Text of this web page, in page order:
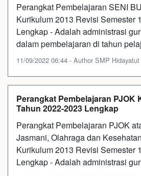
Perangkat Pembelajaran SENI
Kurikulum 2013 Revisi Semester
Lengkap - Adalah administrasi
dalam pembelajaran di tahun
11/09/2022 06:44 - Author SMP
Perangkat Pembelajaran PJOK
Tahun 2022-2023 Lengkap
Perangkat Pembelajaran PJOK
Jasmani, Olahraga dan
Kurikulum 2013 Revisi Semester
Lengkap - Adalah administrasi